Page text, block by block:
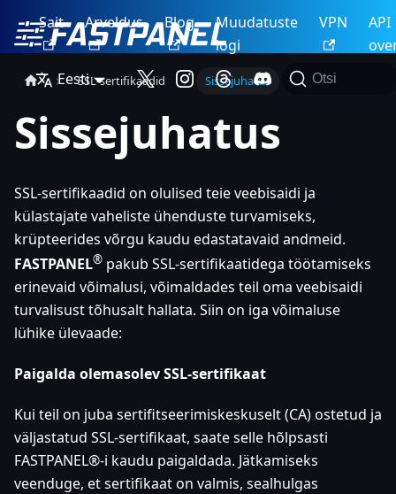
Sait Arveldus Blog
Muudatuste
logi
VPN
API
Eesti
Otsi
SSL-sertifikaadid Sissejuhatus
Sissejuhatus
SSL-sertifikaadid on olulised teie veebisaidi ja
külastajate vaheliste ühenduste turvamiseks,
krüpteerides võrgu kaudu edastatavaid andmeid.
FASTPANEL® pakub SSL-sertifikaatidega töötamiseks
erinevaid võimalusi, võimaldades teil oma veebisaidi
turvalisust tõhusalt hallata. Siin on iga võimaluse
lühike ülevaade:
Paigalda olemasolev SSL-sertifikaat
Kui teil on juba sertifitseerimiskeskuselt (CA) ostetud ja
väljastatud SSL-sertifikaat, saate selle hõlpsasti
FASTPANEL®-i kaudu paigaldada. Jätkamiseks
veenduge, et sertifikaat on valmis, sealhulgas